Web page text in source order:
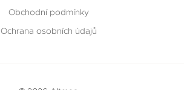
Obchodní podmínky
Ochrana osobních údajů